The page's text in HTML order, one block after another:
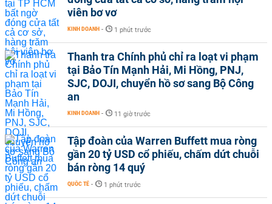
viên bơ vơ
KINH DOANH - 1 phút trước
Thanh tra Chính phủ chỉ ra loạt vi phạm
tại Bảo Tín Mạnh Hải, Mi Hồng, PNJ,
SJC, DOJI, chuyển hồ sơ sang Bộ Công
an
KINH DOANH - 11 giờ trước
Tập đoàn của Warren Buffett mua ròng
gần 20 tỷ USD cổ phiếu, chấm dứt chuỗi
bán ròng 14 quý
QUỐC TẾ - 1 phút trước